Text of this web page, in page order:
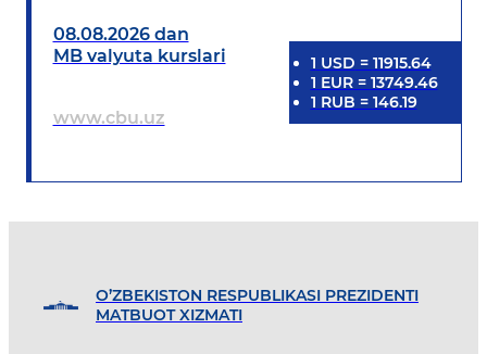
08.08.2026 dan
MB valyuta kurslari
www.cbu.uz
1 USD = 11915.64
1 EUR= 13749.46
1 RUB = 146.19
O’ZBEKISTON RESPUBLIKASI PREZIDENTI
MATBUOT XIZMATI